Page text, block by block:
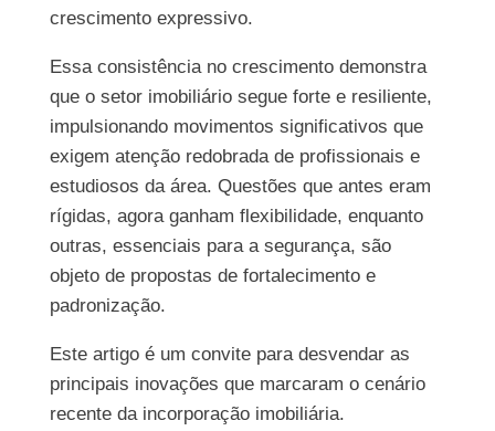
crescimento expressivo.
Essa consistência no crescimento demonstra
que o setor imobiliário segue forte e resiliente,
impulsionando movimentos significativos que
exigem atenção redobrada de profissionais e
estudiosos da área. Questões que antes eram
rígidas, agora ganham flexibilidade, enquanto
outras, essenciais para a segurança, são
objeto de propostas de fortalecimento e
padronização.
Este artigo é um convite para desvendar as
principais inovações que marcaram o cenário
recente da incorporação imobiliária.